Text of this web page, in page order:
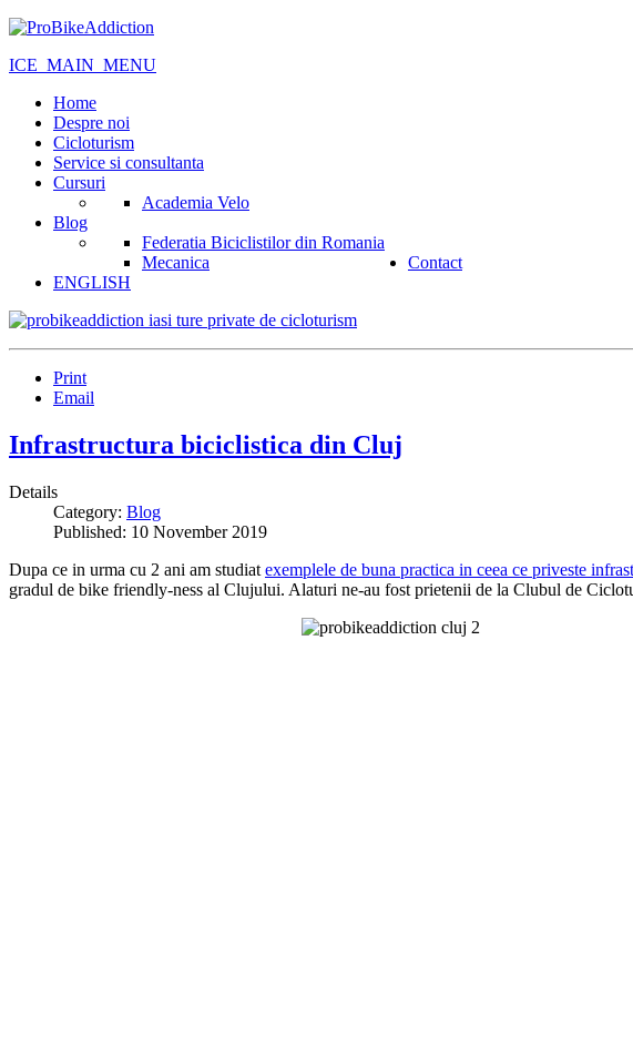
ICE_MAIN_MENU
Home
Despre noi
Cicloturism
Service si consultanta
Cursuri
Academia Velo
Blog
Federatia Biciclistilor din Romania
Mecanica
Contact
ENGLISH
Print
Email
Infrastructura biciclistica din Cluj
Details
Category: Blog
Published: 10 November 2019
Dupa ce in urma cu 2 ani am studiat exemplele de buna practica in ceea ce priveste
gradul de bike friendly-ness al Clujului. Alaturi ne-au fost prietenii de la Clubul de